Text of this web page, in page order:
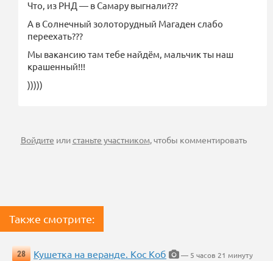
Что, из РНД — в Самару выгнали???
А в Солнечный золоторудный Магаден слабо
переехать???
Мы вакансию там тебе найдём, мальчик ты наш
крашенный!!!
)))))
Войдите илистаньте участником, чтобы комментировать
Также смотрите:
28 Кушетка на веранде. Кос Коб
— 5 часов 21 минуту